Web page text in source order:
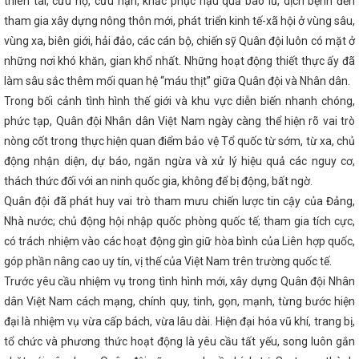
Quốc
Hà Tĩnh tham gia Hội nghị Kết nối cung - cầu giữa
thành phố trong cả nước
Hà Tĩnh tăng cường hợp tác với
Khoa học công nghệ, chuyển đổi số
Ứng xử với tin giả trên
thế nào?
Thúc đẩy đưa đặc sản Hà Tĩnh đến người tiêu dùng
vươn mình khởi sắc
Thúc đẩy hợp tác giữa TP Hồ Chí Minh với
Bắc
Tăng trưởng GRDP Hà Tĩnh ước đạt 8,78%, xếp thứ nhất Bắc
HĐND tỉnh Hà Tĩnh nhiệm kỳ 2021-2026 thông qua 369 nghị quyết
khởi động chào mừng Đại hội XIV của Đảng
Kế hoạch triển
NQ-CP ngày 28/10/2024 của Chính phủ; Kế hoạch số 322-KH/TU
ủy về việc thực hiện Chỉ thị số 31-CT/TW ngày 19/3/2024 của Ban
về tiếp tục tăng cường sự
An toàn khi mua bán hàng hóa
không dùng tiền mặt
Kỳ họp thứ 34, HĐND tỉnh: Đại biểu chất
Không để lọt vào Trung ương người giàu bất thường, nói
tỉnh: Quyết tâm tạo đột phá, đưa Hà Tĩnh phát triển nhanh và bền
Quan tâm hoàn thiện cơ sở hạ tầng tại các Cụm công nghiệp trên địa
tháo gỡ vướng mắc, đẩy mạnh thực hiện Đề án 06 ở Hà Tĩnh
cảng Sài Gòn về duy trì tuyến hàng container qua cảng Vũng Áng
CHẤT NĂM 2025 TẠI CHI NHÁNH CÔNG NGHIỆP HÓA CHẤT MỎ
hành Chỉ thị về việc tiếp tục tăng cường công tác quản lý, kiểm
biệt và các hóa chất nguy hiểm khác trong lĩnh vực công nghiệp
thôn Hà Tĩnh thực hiện chuyển đổi số
Chúc mừng doanh
Việt Nam (13/10)
Bộ trưởng Bộ Công Thương, Trưởng Đoàn
với Hoa Kỳ Nguyễn Hồng Diên tiếp Ngài Marc E. Knapper, Đại sứ
quốc Hoa Kỳ tại Việt Nam
Hà Tĩnh sẵn sàng cho Giờ Trái đất
tham gia xây dựng nông thôn mới, phát triển kinh tế-xã hội ở vùng sâu,
vùng xa, biên giới, hải đảo, các cán bộ, chiến sỹ Quân đội luôn có mặt ở
những nơi khó khăn, gian khổ nhất. Những hoạt động thiết thực ấy đã
làm sâu sắc thêm mối quan hệ “máu thịt” giữa Quân đội và Nhân dân.
Trong bối cảnh tình hình thế giới và khu vực diễn biến nhanh chóng,
phức tạp, Quân đội Nhân dân Việt Nam ngày càng thể hiện rõ vai trò
nòng cốt trong thực hiện quan điểm bảo vệ Tổ quốc từ sớm, từ xa, chủ
động nhận diện, dự báo, ngăn ngừa và xử lý hiệu quả các nguy cơ,
thách thức đối với an ninh quốc gia, không để bị động, bất ngờ.
Quân đội đã phát huy vai trò tham mưu chiến lược tin cậy của Đảng,
Nhà nước; chủ động hội nhập quốc phòng quốc tế; tham gia tích cực,
có trách nhiệm vào các hoạt động gìn giữ hòa bình của Liên hợp quốc,
góp phần nâng cao uy tín, vị thế của Việt Nam trên trường quốc tế.
Trước yêu cầu nhiệm vụ trong tình hình mới, xây dựng Quân đội Nhân
dân Việt Nam cách mạng, chính quy, tinh, gọn, mạnh, từng bước hiện
đại là nhiệm vụ vừa cấp bách, vừa lâu dài. Hiện đại hóa vũ khí, trang bị,
tổ chức và phương thức hoạt động là yêu cầu tất yếu, song luôn gắn